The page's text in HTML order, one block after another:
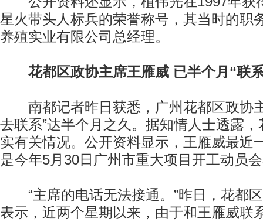
星火带头人标兵的荣誉称号，其当时的职
养殖实业有限公司总经理。
花都区政协主席王雁威 已半个月“联
南都记者昨日获悉，广州花都区政协
去联系”达半个月之久。据知情人士透露
实有关情况。公开资料显示，王雁威最近
是今年5月30日广州市重大项目开工动员
“主席的电话无法接通。”昨日，花都
表示，近两个星期以来，由于和王雁威联